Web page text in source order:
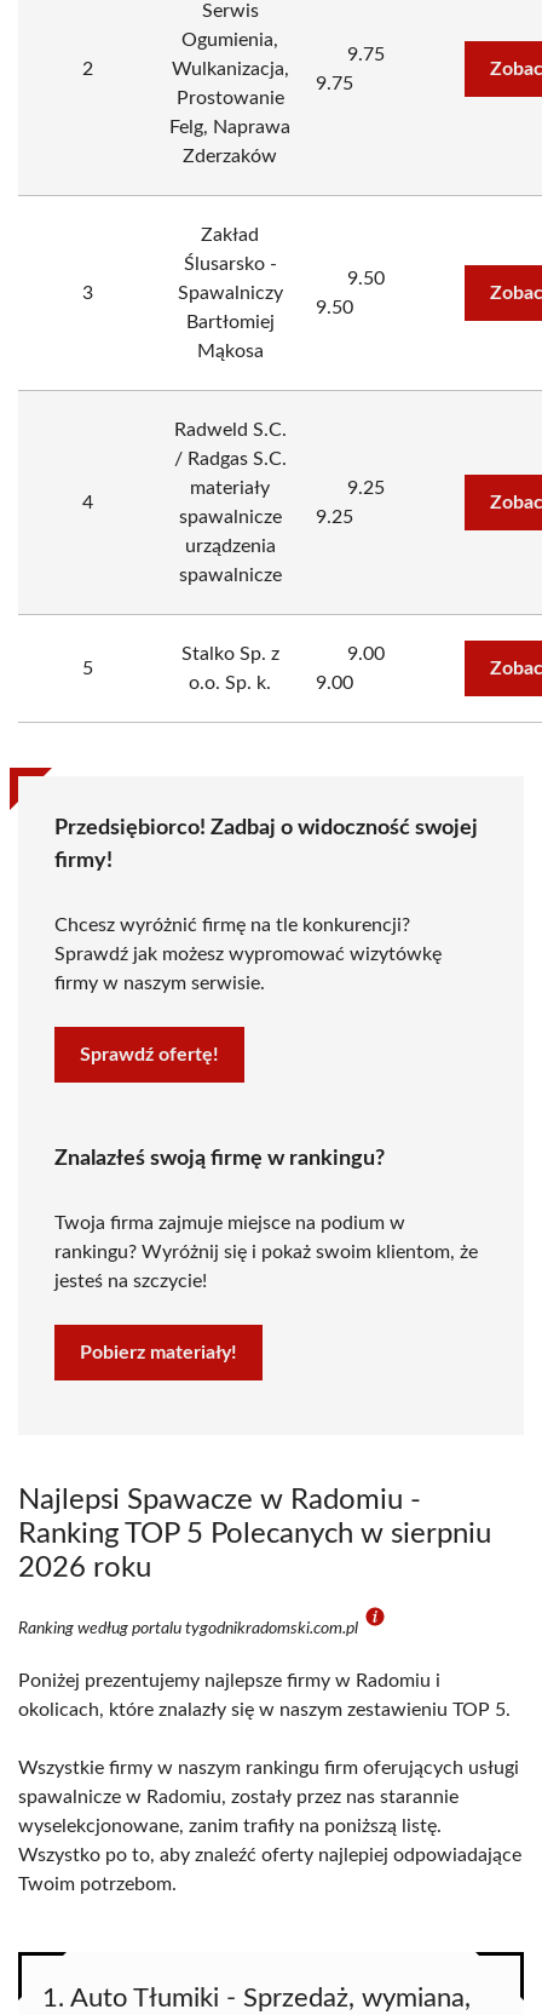
2
Serwis
Ogumienia,
Wulkanizacja,
Prostowanie
Felg, Naprawa
Zderzaków
9.75
9.75
3
Zakład
Ślusarsko -
Spawalniczy
Bartłomiej
Mąkosa
9.50
9.50
4
Radweld S.C.
/ Radgas S.C.
materiały
spawalnicze
urządzenia
spawalnicze
9.25
9.25
5
Stalko Sp. z
o.o. Sp. k.
9.00
9.00
Przedsiębiorco! Zadbaj o widoczność swojej
firmy!
Chcesz wyróżnić firmę na tle konkurencji?
Sprawdź jak możesz wypromować wizytówkę
firmy w naszym serwisie.
Sprawdź ofertę!
Znalazłeś swoją firmę w rankingu?
Twoja firma zajmuje miejsce na podium w
rankingu? Wyróżnij się i pokaż swoim klientom, że
jesteś na szczycie!
Pobierz materiały!
Najlepsi Spawacze w Radomiu -
Ranking TOP 5 Polecanych w sierpniu
2026 roku
Ranking według portalu tygodnikradomski.com.pl
Poniżej prezentujemy najlepsze firmy w Radomiu i
okolicach, które znalazły się w naszym zestawieniu TOP 5.
Wszystkie firmy w naszym rankingu firm oferujących usługi
spawalnicze w Radomiu, zostały przez nas starannie
wyselekcjonowane, zanim trafiły na poniższą listę.
Wszystko po to, aby znaleźć oferty najlepiej odpowiadające
Twoim potrzebom.
1. Auto Tłumiki - Sprzedaż, wymiana,